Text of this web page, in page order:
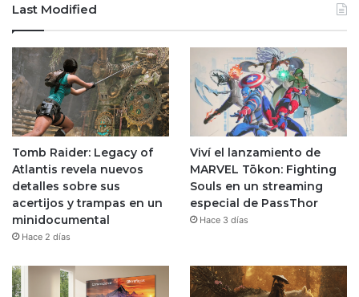
Last Modified
Tomb Raider: Legacy of
Atlantis revela nuevos
detalles sobre sus
acertijos y trampas en un
minidocumental
Hace 2 días
Viví el lanzamiento de
MARVEL Tōkon: Fighting
Souls en un streaming
especial de PassThor
Hace 3 días